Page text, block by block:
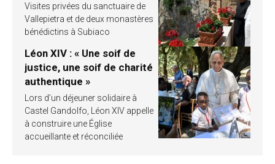
Visites privées du sanctuaire de
Vallepietra et de deux monastères
bénédictins à Subiaco
Léon XIV : « Une soif de
justice, une soif de charité
authentique »
Lors d’un déjeuner solidaire à
Castel Gandolfo, Léon XIV appelle
à construire une Église
accueillante et réconciliée